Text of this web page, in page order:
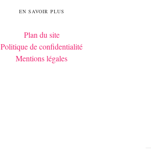
EN SAVOIR PLUS
Plan du site
Politique de confidentialité
Mentions légales